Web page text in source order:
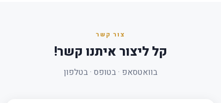
צור קשר
קל ליצור איתנו קשר!
בוואטסאפ · בטופס · בטלפון